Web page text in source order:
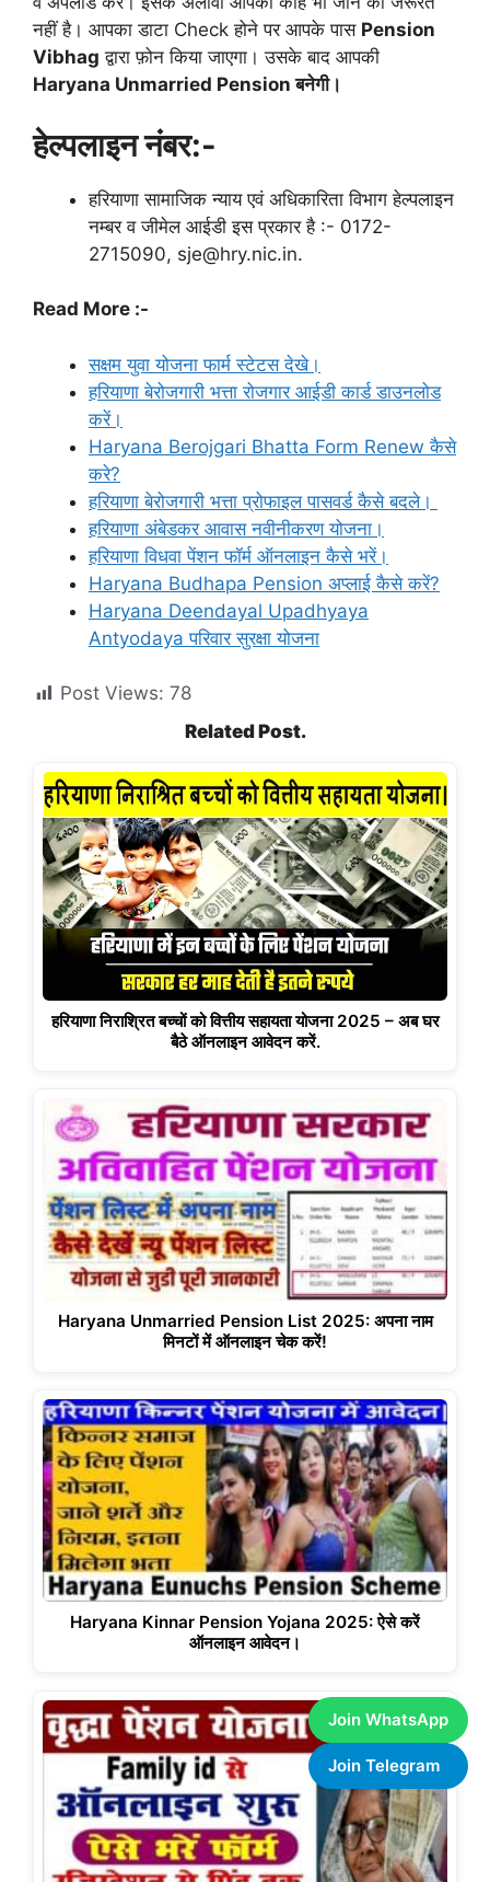
Join WhatsApp
Join Telegram
नहीं है। आपका डाटा Check होने पर आपके पास Pension
Vibhag द्वारा फ़ोन किया जाएगा। उसके बाद आपकी
Haryana Unmarried Pension बनेगी।
हेल्पलाइन नंबर:-
हरियाणा सामाजिक न्याय एवं अधिकारिता विभाग हेल्पलाइन
नम्बर व जीमेल आईडी इस प्रकार है :- 0172-
2715090, sje@hry.nic.in.
Read More :-
सक्षम युवा योजना फार्म स्टेटस देखे।
हरियाणा बेरोजगारी भत्ता रोजगार आईडी कार्ड डाउनलोड
करें।
Haryana Berojgari Bhatta Form Renew कैसे
करे?
हरियाणा बेरोजगारी भत्ता प्रोफाइल पासवर्ड कैसे बदले।
हरियाणा अंबेडकर आवास नवीनीकरण योजना।
हरियाणा विधवा पेंशन फॉर्म ऑनलाइन कैसे भरें।
Haryana Budhapa Pension अप्लाई कैसे करें?
Haryana Deendayal Upadhyaya
Antyodaya परिवार सुरक्षा योजना
Post Views: 78
Related Post.
हरियाणा निराश्रित बच्चों को वित्तीय सहायता योजना 2025 – अब घर
बैठे ऑनलाइन आवेदन करें.
Haryana Unmarried Pension List 2025: अपना नाम
मिनटों में ऑनलाइन चेक करें!
Haryana Kinnar Pension Yojana 2025: ऐसे करें
ऑनलाइन आवेदन।